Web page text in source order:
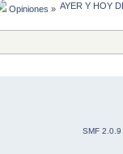
Opiniones » AYER Y HOY
SMF 2.0.9